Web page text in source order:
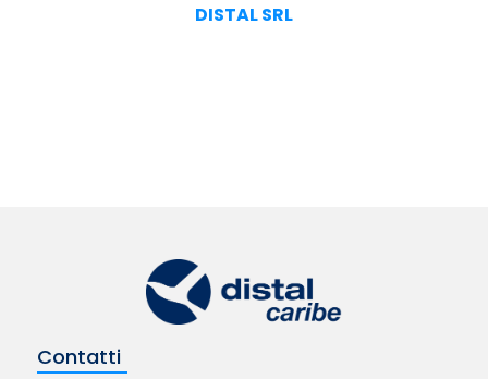
DISTAL SRL
Contatti